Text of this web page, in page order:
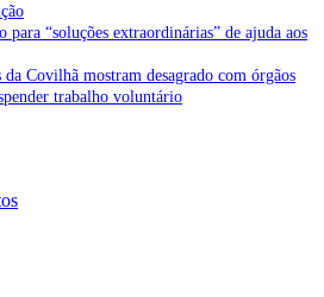
para “soluções extraordinárias” de ajuda aos
Covilhã mostram desagrado com órgãos
trabalho voluntário